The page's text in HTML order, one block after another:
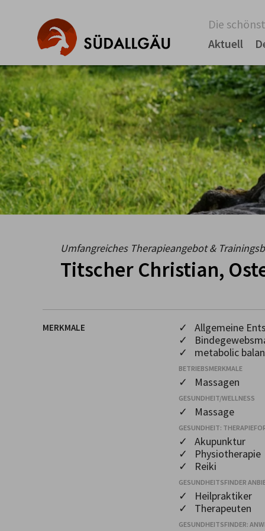
Die
Aktuell
Umfangreiches Therapieangebot &
Titscher Christian,
MERKMALE
✓ Allgemeine
✓
✓ metabolic
BETRIEBSMERKMALE
✓ Massagen
GESUNDHEIT/WELLNESS
✓ Massage
GESUNDHEIT:
✓ Akupunktur
✓ Physiotherapie
✓ Reiki
GESUNDHEITSFINDER
✓ Heilpraktiker
✓ Therapeuten
GESUNDHEITSFINDER: